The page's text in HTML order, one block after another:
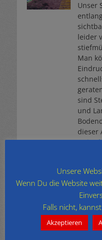
Unser
leider
Man
sind
und
dieser
Archiv
Themen
Unsere
Wenn Du die Website
Falls nicht,
Akzeptieren